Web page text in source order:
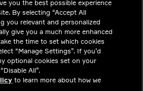
せ
you the best possible experience
By selecting “Accept All
you relevant and personalized
give you a much more enhanced
the time to set which cookies
“Manage Settings”. If you’d
optional cookies set on your
All”.
to learn more about how we